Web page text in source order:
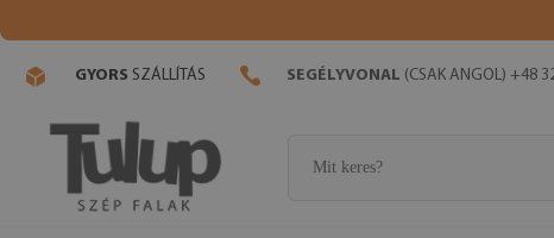
GYORS SZÁLLÍTÁS SEGÉLYVONAL (CSAK ANGOL) +48